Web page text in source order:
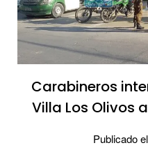
Carabineros
Villa Los Olivos
Publicado